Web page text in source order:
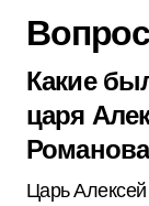
Какие
царя
Царь